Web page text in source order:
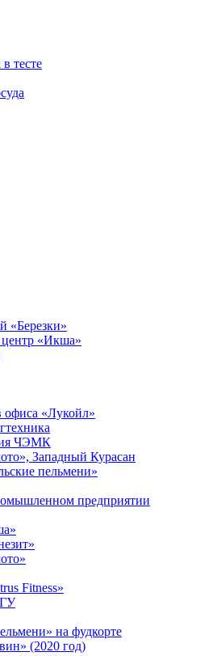
тесте
«Березки»
«Икша»
офиса «Лукойл»
ЧЭМК
Западный Курасан
пельмени»
предприятии
Fitness»
на фудкорте
(2020 год)